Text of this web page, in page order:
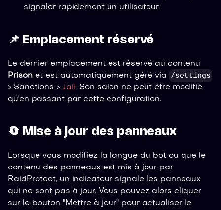
signaler rapidement un utilisateur.
📌 Emplacement réservé
Le dernier emplacement est réservé au contenu
Prison et est automatiquement géré via /settings
> Sanctions > Jail. Son salon ne peut être modifié
qu'en passant par cette configuration.
🔄 Mise à jour des panneaux
Lorsque vous modifiez la langue du bot ou que le
contenu des panneaux est mis à jour par
RaidProtect, un indicateur signale les panneaux
qui ne sont pas à jour. Vous pouvez alors cliquer
sur le bouton "Mettre à jour" pour actualiser le